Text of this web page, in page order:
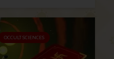
OCCULT SCIENCES